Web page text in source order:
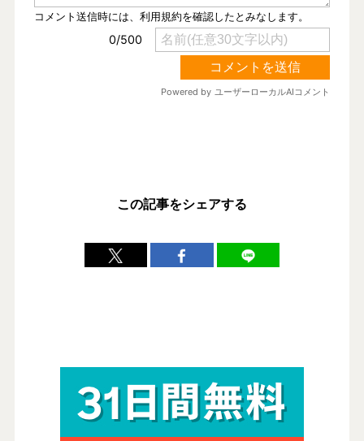
この記事をシェアする